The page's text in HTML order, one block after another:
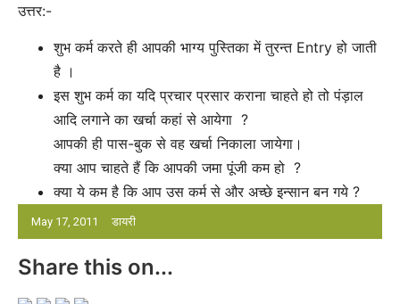
May 17, 2011 डायरी
उत्तर:-
शुभ कर्म करते ही आपकी भाग्य पुस्तिका में तुरन्त Entry हो जाती
है ।
इस शुभ कर्म का यदि प्रचार प्रसार कराना चाहते हो तो पंड़ाल
आदि लगाने का खर्चा कहां से आयेगा ?
आपकी ही पास-बुक से वह खर्चा निकाला जायेगा।
क्या आप चाहते हैं कि आपकी जमा पूंजी कम हो ?
क्या ये कम है कि आप उस कर्म से और अच्छे इन्सान बन गये ?
Share this on...